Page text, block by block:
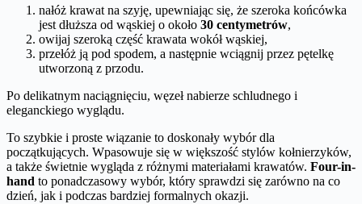
nałóż krawat na szyję, upewniając się, że szeroka końcówka
jest dłuższa od wąskiej o około 30 centymetrów,
owijaj szeroką część krawata wokół wąskiej,
przełóż ją pod spodem, a następnie wciągnij przez pętelkę
utworzoną z przodu.
Po delikatnym naciągnięciu, węzeł nabierze schludnego i
eleganckiego wyglądu.
To szybkie i proste wiązanie to doskonały wybór dla
początkujących. Wpasowuje się w większość stylów kołnierzyków,
a także świetnie wygląda z różnymi materiałami krawatów. Four-in-
hand to ponadczasowy wybór, który sprawdzi się zarówno na co
dzień, jak i podczas bardziej formalnych okazji.